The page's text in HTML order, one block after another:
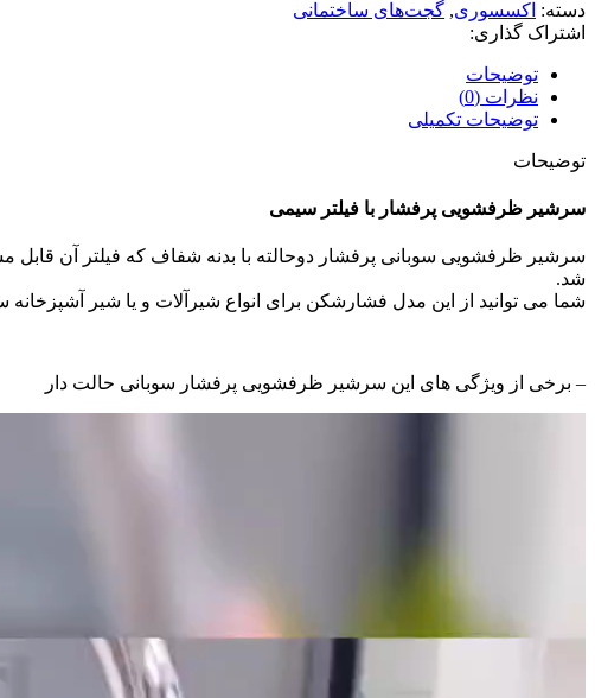
دسته: اکسسوری, گجت‌های ساختمانی
اشتراک گذاری:
توضیحات
نظرات (0)
توضیحات تکمیلی
توضیحات
سرشیر ظرفشویی پرفشار با فیلتر سیمی
سرشیر ظرفشویی سوبانی پرفشار دوحالته با بدنه شفاف که فیلتر آن
شد.
شما می توانید از این مدل فشارشکن برای انواع شیرآلات و یا شیر آشپزخانه
– برخی از ویژگی های این سرشیر ظرفشویی پرفشار سوبانی حالت دار